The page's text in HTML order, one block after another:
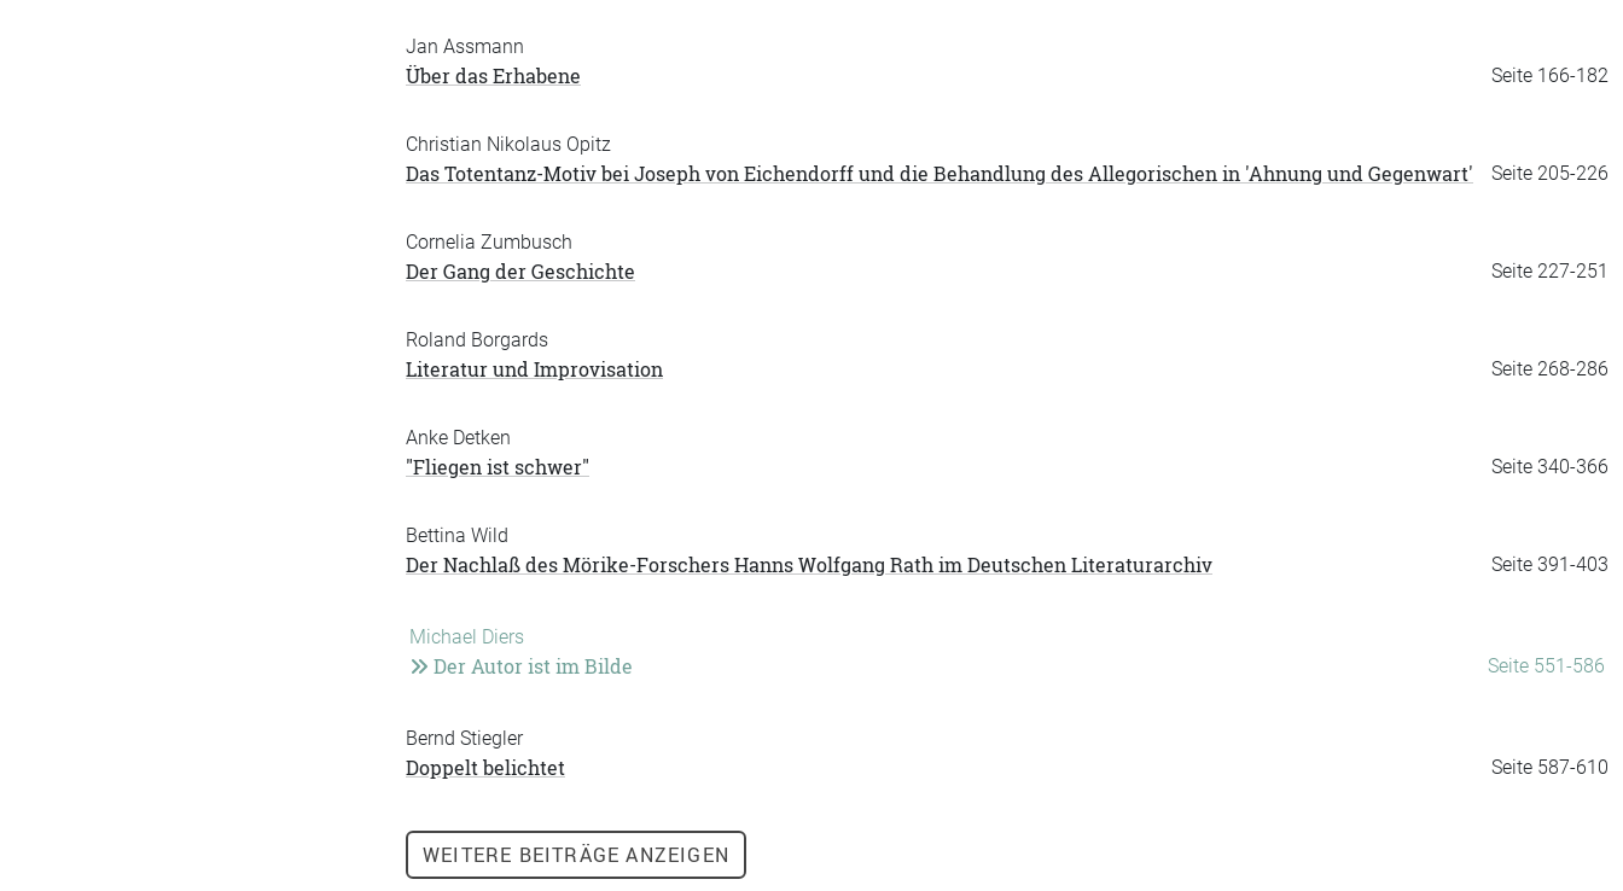
Jan Assmann
Seite 166-182
Über das Erhabene
Christian Nikolaus Opitz
Seite 205-226
Das Totentanz-Motiv bei Joseph von Eichendorff und die Behandlung des Allegorischen in 'Ahnung und Gegenwart'
Cornelia Zumbusch
Seite 227-251
Der Gang der Geschichte
Roland Borgards
Seite 268-286
Literatur und Improvisation
Anke Detken
Seite 340-366
"Fliegen ist schwer"
Bettina Wild
Seite 391-403
Der Nachlaß des Mörike-Forschers Hanns Wolfgang Rath im Deutschen Literaturarchiv
Michael Diers
Seite 551-586
Der Autor ist im Bilde
Bernd Stiegler
Seite 587-610
Doppelt belichtet
WEITERE BEITRÄGE ANZEIGEN